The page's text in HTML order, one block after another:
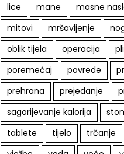
lice
mane
masne
mitovi
mršavljenje
oblik tijela
operacija
poremećaj
povrede
prehrana
prejedanje
sagorijevanje kalorija
tablete
tijelo trčanje